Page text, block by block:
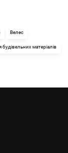
Велес
будівельних матеріалів